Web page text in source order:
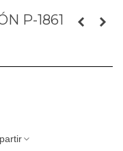
P-1861